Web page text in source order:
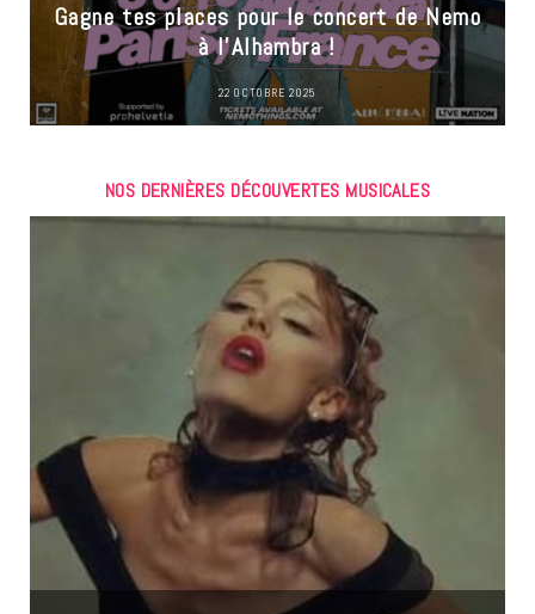
Gagne tes places pour le concert de Nemo
à l’Alhambra !
22 OCTOBRE 2025
NOS DERNIÈRES DÉCOUVERTES MUSICALES